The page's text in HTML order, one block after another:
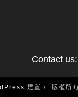
Contact us:
建置 版權所